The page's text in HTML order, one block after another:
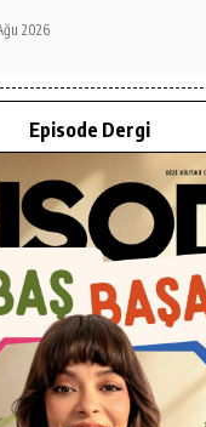
2026
Episode Dergi